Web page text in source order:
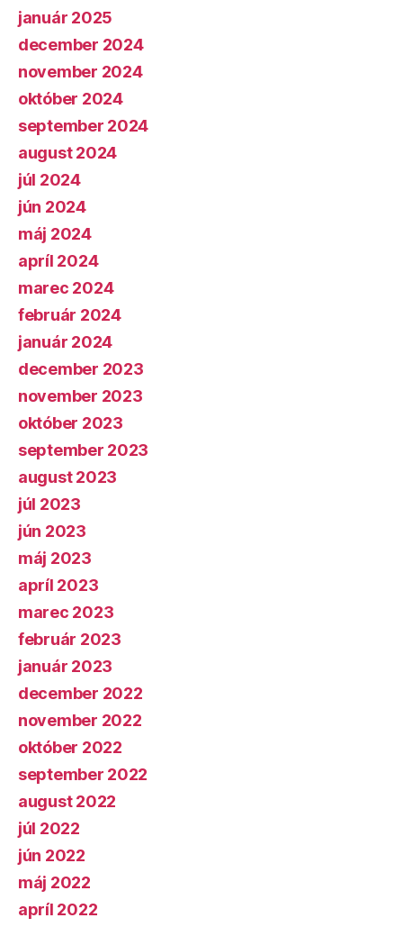
január 2025
december 2024
november 2024
október 2024
september 2024
august 2024
júl 2024
jún 2024
máj 2024
apríl 2024
marec 2024
február 2024
január 2024
december 2023
november 2023
október 2023
september 2023
august 2023
júl 2023
jún 2023
máj 2023
apríl 2023
marec 2023
február 2023
január 2023
december 2022
november 2022
október 2022
september 2022
august 2022
júl 2022
jún 2022
máj 2022
apríl 2022